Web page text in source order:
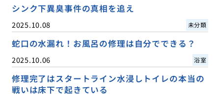
シンク下異臭事件の真相を追え
2025.10.08 未分類
蛇口の水漏れ！お風呂の修理は自分でできる？
2025.10.06 浴室
修理完了はスタートライン水浸しトイレの本当の
戦いは床下で起きている